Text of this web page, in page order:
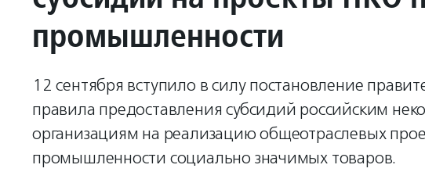
промышленности
12 сентября вступило в силу постановление
правила предоставления субсидий российским
организациям на реализацию общеотраслевых
промышленности социально значимых товаров.